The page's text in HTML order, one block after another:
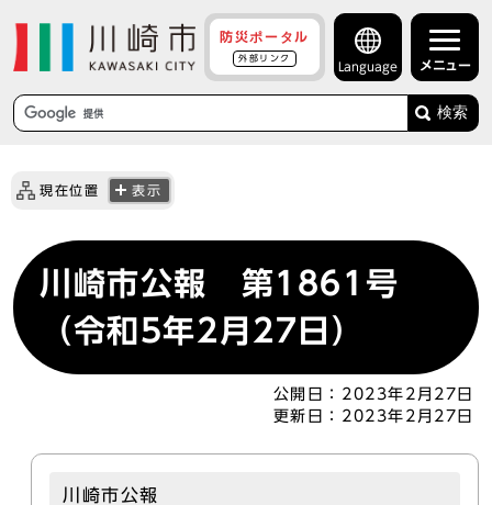
防災ポータル
外部リンク
Language メニュー
検索
現在位置 表示
川崎市公報 第1861号
（令和5年2月27日）
公開日： 2023年2月27日
更新日： 2023年2月27日
川崎市公報